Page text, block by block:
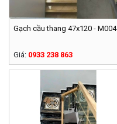
Gạch cầu thang 47x120 - M004
Giá: 0933 238 863